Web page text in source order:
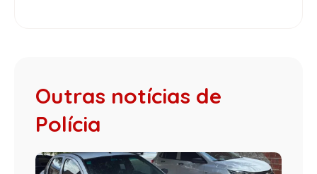
Outras notícias de
Polícia